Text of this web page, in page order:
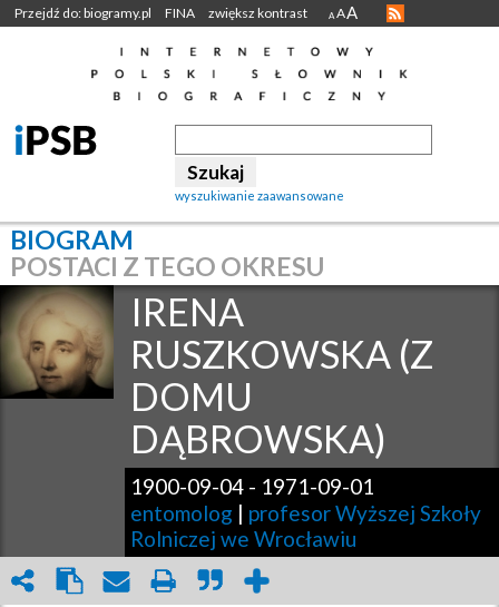
Przejdź do: biogramy.pl FINA zwiększ kontrast A AA
wyszukiwanie zaawansowane
BIOGRAM
POSTACI Z TEGO OKRESU
IRENA
RUSZKOWSKA (Z
DOMU
DĄBROWSKA)
1900-09-04 - 1971-09-01
entomolog | profesor Wyższej Szkoły
Rolniczej we Wrocławiu